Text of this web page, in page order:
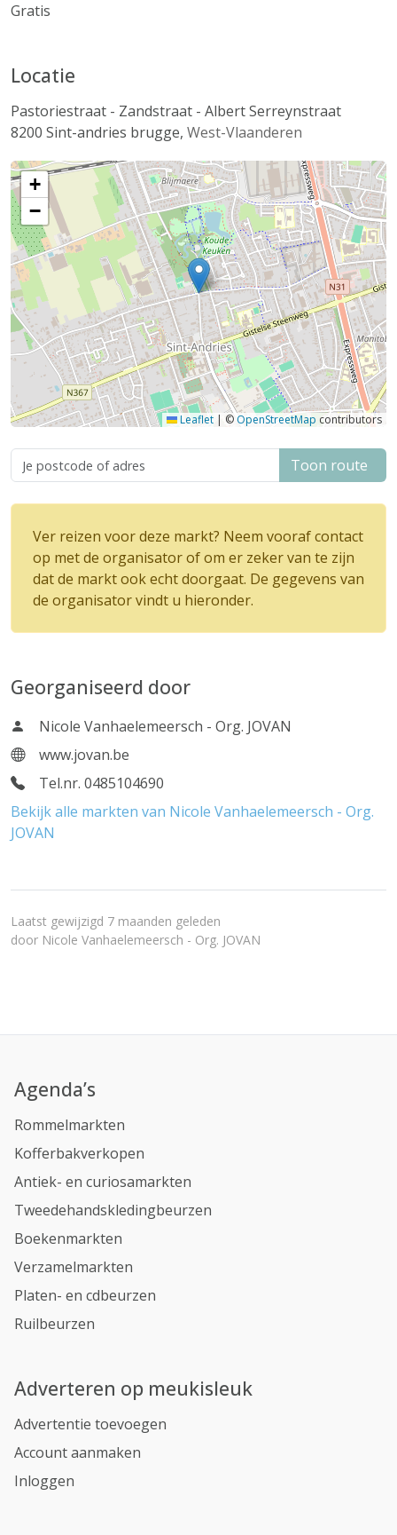
Gratis
Locatie
Pastoriestraat - Zandstraat - Albert Serreynstraat
8200 Sint-andries brugge, West-Vlaanderen
+
−
Leaflet | © OpenStreetMap contributors
Toon route
Ver reizen voor deze markt? Neem vooraf contact
op met de organisator of om er zeker van te zijn
dat de markt ook echt doorgaat. De gegevens van
de organisator vindt u hieronder.
Georganiseerd door
Nicole Vanhaelemeersch - Org. JOVAN
www.jovan.be
Tel.nr. 0485104690
Bekijk alle markten van Nicole Vanhaelemeersch - Org.
JOVAN
Laatst gewijzigd 7 maanden geleden
door Nicole Vanhaelemeersch - Org. JOVAN
Agenda’s
Rommelmarkten
Kofferbakverkopen
Antiek- en curiosamarkten
Tweedehandskledingbeurzen
Boekenmarkten
Verzamelmarkten
Platen- en cdbeurzen
Ruilbeurzen
Adverteren op meukisleuk
Advertentie toevoegen
Account aanmaken
Inloggen